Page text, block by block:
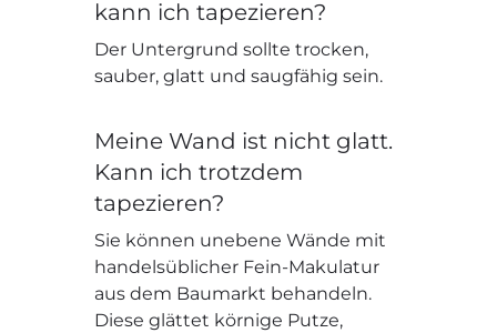
kann ich tapezieren?
Der Untergrund sollte trocken,
sauber, glatt und saugfähig sein.
Meine Wand ist nicht glatt.
Kann ich trotzdem
tapezieren?
Sie können unebene Wände mit
handelsüblicher Fein-Makulatur
aus dem Baumarkt behandeln.
Diese glättet körnige Putze,